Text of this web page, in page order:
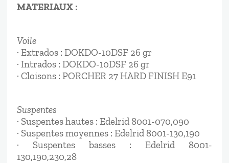
MATERIAUX :
Voile
· Extrados : DOKDO-10DSF 26 gr
· Intrados : DOKDO-10DSF 26 gr
· Cloisons : PORCHER 27 HARD FINISH E91
Suspentes
· Suspentes hautes : Edelrid 8001-070,090
· Suspentes moyennes : Edelrid 8001-130,190
· Suspentes basses : Edelrid 8001-
130,190,230,28